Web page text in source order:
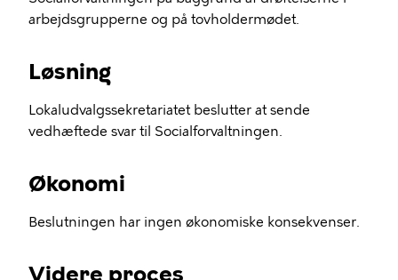
arbejdsgrupperne og på tovholdermødet.
Løsning
Lokaludvalgssekretariatet beslutter at sende
vedhæftede svar til Socialforvaltningen.
Økonomi
Beslutningen har ingen økonomiske konsekvenser.
Videre proces